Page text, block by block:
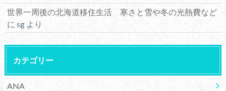
世界一周後の北海道移住生活 寒さと雪や冬の光熱費など
に sgより
カテゴリー
ANA